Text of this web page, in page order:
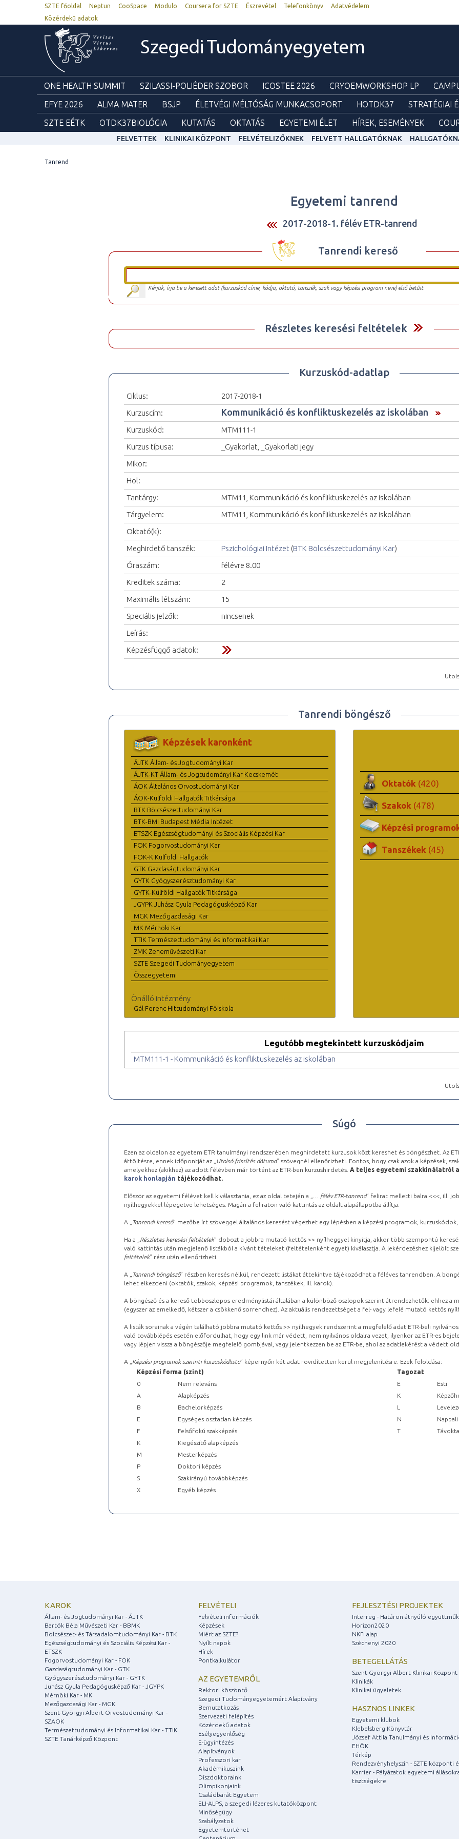
SZTE főoldal Neptun CooSpace Modulo Coursera for SZTE Észrevétel Telefonkönyv
Adatvédelem
Közérdekű adatok
Szegedi Tudományegyetem
ONE HEALTH SUMMIT SZILASSI-POLIÉDER SZOBOR ICOSTEE 2026 CRYOEMWORKSHOP LP
EFYE 2026
ALMA MATER BSJP ÉLETVÉGI MÉLTÓSÁG MUNKACSOPORT HOTDK37 STRATÉGIAI
SZTE EÉTK
OTDK37BIOLÓGIA KUTATÁS OKTATÁS EGYETEMI ÉLET HÍREK, ESEMÉNYEK
FELVETTEK KLINIKAI KÖZPONT FELVÉTELIZŐKNEK FELVETT HALLGATÓKNAK
Tanrend
Egyetemi tanrend
2017-2018-1. félév ETR-tanrend
Tanrendi kereső
Kérjük, írja be a keresett adat (kurzuskód címe, kódja, oktató, tanszék, szak vagy képzési program neve) első betűit.
Részletes keresési feltételek
Kurzuskód-adatlap
Ciklus:
2017-2018-1
Kurzuscím:
Kommunikáció és konfliktuskezelés az iskolában
Kurzuskód:
MTM111-1
Kurzus típusa:
_Gyakorlat, _Gyakorlati jegy
Mikor:
Hol:
Tantárgy:
MTM11, Kommunikáció és konfliktuskezelés az iskolában
Tárgyelem:
MTM11, Kommunikáció és konfliktuskezelés az iskolában
Oktató(k):
Meghirdető tanszék:
Pszichológiai Intézet (BTK Bölcsészettudományi Kar)
Óraszám:
félévre 8.00
Kreditek száma:
2
Maximális létszám:
15
Speciális jelzők:
nincsenek
Leírás:
Képzésfüggő adatok:
Tanrendi böngésző
Képzések karonként
ÁJTK Állam- és Jogtudományi Kar
ÁJTK-KT Állam- és Jogtudományi Kar Kecskemét
ÁOK Általános Orvostudományi Kar
ÁOK-Külföldi Hallgatók Titkársága
BTK Bölcsészettudományi Kar
BTK-BMI Budapest Média Intézet
ETSZK Egészségtudományi és Szociális Képzési Kar
FOK Fogorvostudományi Kar
FOK-K Külföldi Hallgatók
GTK Gazdaságtudományi Kar
GYTK Gyógyszerésztudományi Kar
GYTK-Külföldi Hallgatók Titkársága
JGYPK Juhász Gyula Pedagógusképző Kar
MGK Mezőgazdasági Kar
MK Mérnöki Kar
TTIK Természettudományi és Informatikai Kar
ZMK Zeneművészeti Kar
SZTE Szegedi Tudományegyetem
Összegyetemi
Önálló intézmény
Gál Ferenc Hittudományi Főiskola
Oktatók (420)
Szakok (478)
Képzési
Tanszékek (45)
Legutóbb megtekintett kurzuskódjaim
MTM111-1 - Kommunikáció és konfliktuskezelés az iskolában
Súgó
Ezen az oldalon az egyetem ETR tanulmányi rendszerében meghirdetett kurzusok közt kereshet és böngészhet. Az
áttöltésre, ennek időpontját az „ Utolsó frissítés dátuma” szövegnél ellenőrizheti. Fontos, hogy csak azok a képzések,
amelyekhez (akikhez) az adott félévben már történt az ETR-ben kurzushirdetés. A teljes egyetemi szakkínálatról a
karok honlapján tájékozódhat.
Először az egyetemi félévet kell kiválasztania, ez az oldal tetején a „ … félév ETR-tanrend” felirat melletti balra <<<, ill.
nyílhegyekkel lépegetve lehetséges. Magán a feliraton való kattintás az oldalt alapállapotba állítja.
A „ Tanrendi kereső” mezőbe írt szöveggel általános keresést végezhet egy lépésben a képzési programok,
Ha a „ Részletes keresési feltételek” dobozt a jobbra mutató kettős >> nyílheggyel kinyitja, akkor több szempontú
való kattintás után megjelenő listákból a kívánt tételeket (feltételenként egyet) kiválasztja. A lekérdezéshez kijelölt
feltételek” rész után ellenőrizheti.
A „ Tanrendi böngésző” részben keresés nélkül, rendezett listákat áttekintve tájékozódhat a féléves tanrendben. A
lehet elkezdeni (oktatók, szakok, képzési programok, tanszékek, ill. karok).
A böngésző és a kereső többoszlopos eredménylistái általában a különböző oszlopok szerint átrendezhetők: ehhez a
(egyszer az emelkedő, kétszer a csökkenő sorrendhez). Az aktuális rendezettséget a fel- vagy lefelé mutató kettős
A listák sorainak a végén található jobbra mutató kettős >> nyílhegyek rendszerint a megfelelő adat ETR-beli
való továbblépés esetén előfordulhat, hogy egy link már védett, nem nyilvános oldalra vezet, ilyenkor az ETR-es
vagy lépjen vissza a böngészője megfelelő gombjával, vagy jelentkezzen be az ETR-be, ahol az adatlekérést a védett
A „ Képzési programok szerinti kurzuskódlista” képernyőn két adat rövidítetten kerül megjelenítésre. Ezek feloldása:
Képzési forma (szint)
Tagozat
0
Nem releváns E
Esti
A
Alapképzés K
B
Bachelorképzés L
E
Egységes osztatlan képzés N
Nappali
F
Felsőfokú szakképzés T
K
Kiegészítő alapképzés
M
Mesterképzés
P
Doktori képzés
S
Szakirányú továbbképzés
X
Egyéb képzés
KAROK
Állam- és Jogtudományi Kar - ÁJTK
Bartók Béla Művészeti Kar - BBMK
Bölcsészet- és Társadalomtudományi Kar - BTK
Egészségtudományi és Szociális Képzési Kar -
ETSZK
Fogorvostudományi Kar - FOK
Gazdaságtudományi Kar - GTK
Gyógyszerésztudományi Kar - GYTK
Juhász Gyula Pedagógusképző Kar - JGYPK
Mérnöki Kar - MK
Mezőgazdasági Kar - MGK
Szent-Györgyi Albert Orvostudományi Kar -
SZAOK
Természettudományi és Informatikai Kar - TTIK
SZTE Tanárképző Központ
FELVÉTELI
Felvételi információk
Képzések
Miért az SZTE?
Nyílt napok
Hírek
Pontkalkulátor
AZ EGYETEMRŐL
Rektori köszöntő
Szegedi Tudományegyetemért Alapítvány
Bemutatkozás
Szervezeti felépítés
Közérdekű adatok
Esélyegyenlőség
E-ügyintézés
Alapítványok
Professzori kar
Akadémikusaink
Díszdoktoraink
Olimpikonjaink
Családbarát Egyetem
ELI-ALPS, a szegedi lézeres kutatóközpont
Minőségügy
Szabályzatok
Egyetemtörténet
FEJLESZTÉSI PROJEKTEK
Interreg - Határon átnyúló
Horizon2020
NKFI alap
Széchenyi 2020
BETEGELLÁTÁS
Szent-Györgyi Albert Klinikai Központ
Klinikák
Klinikai ügyeletek
HASZNOS LINKEK
Egyetemi klubok
Klebelsberg Könyvtár
József Attila Tanulmányi és
EHÖK
Térkép
Rendezvényhelyszín - SZTE központi
Karrier - Pályázatok egyetemi
tisztségekre